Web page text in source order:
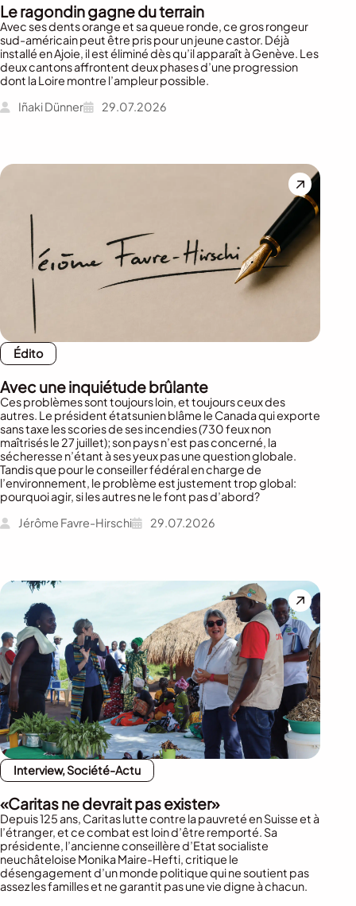
Le ragondin gagne du terrain
Avec ses dents orange et sa queue ronde, ce gros rongeur
sud-américain peut être pris pour un jeune castor. Déjà
installé en Ajoie, il est éliminé dès qu’il apparaît à Genève. Les
deux cantons affrontent deux phases d’une progression
dont la Loire montre l’ampleur possible.
Iñaki Dünner
29.07.2026
Édito
Avec une inquiétude brûlante
Ces problèmes sont toujours loin, et toujours ceux des
autres. Le président étatsunien blâme le Canada qui exporte
sans taxe les scories de ses incendies (730 feux non
maîtrisés le 27 juillet); son pays n’est pas concerné, la
sécheresse n’étant à ses yeux pas une question globale.
Tandis que pour le conseiller fédéral en charge de
l’environnement, le problème est justement trop global:
pourquoi agir, si les autres ne le font pas d’abord?
Jérôme Favre-Hirschi
29.07.2026
Interview, Société-Actu
«Caritas ne devrait pas exister»
Depuis 125 ans, Caritas lutte contre la pauvreté en Suisse et à
l’étranger, et ce combat est loin d’être remporté. Sa
présidente, l’ancienne conseillère d’Etat socialiste
neuchâteloise Monika Maire-Hefti, critique le
désengagement d’un monde politique qui ne soutient pas
assez les familles et ne garantit pas une vie digne à chacun.